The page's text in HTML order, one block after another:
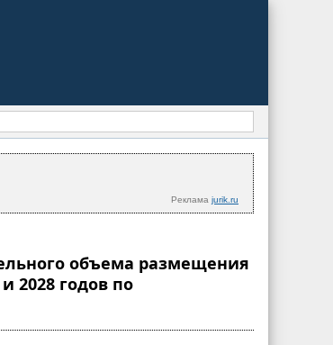
Реклама jurik.ru
объема размещения
2028 годов по